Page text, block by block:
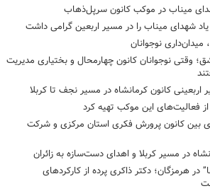
میناب در موکب کانون سرپل‌ذهاب
شهدای میناب را در مسیر اربعین گرامی داشت
وقتی نوجوانان کانون چهارمحال و بختیاری مدیریت
کانون کرمانشاه در مسیر نجف تا کربلا
فعالیت‌های این موکب تهیه کرد
بین کانون پرورش فکری استان مرکزی و شرکت
در مسیر کربلا و اهدای دست‌سازه به زائران
هرمزگان؛ دکتر ذاکری پرده از کارکردهای